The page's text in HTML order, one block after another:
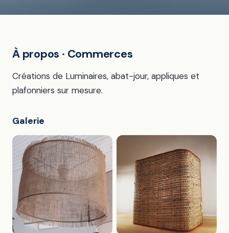
À propos · Commerces
Créations de Luminaires, abat-jour, appliques et
plafonniers sur mesure.
Galerie